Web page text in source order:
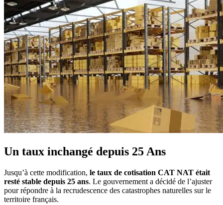
Un taux inchangé depuis 25 Ans
Jusqu’à cette modification, le taux de cotisation CAT NAT était
resté stable depuis 25 ans. Le gouvernement a décidé de l’ajuster
pour répondre à la recrudescence des catastrophes naturelles sur le
territoire français.